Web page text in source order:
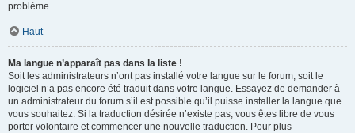
problème.
Haut
Ma langue n’apparaît pas dans la liste !
Soit les administrateurs n’ont pas installé votre langue sur le forum, soit le
logiciel n’a pas encore été traduit dans votre langue. Essayez de demander à
un administrateur du forum s’il est possible qu’il puisse installer la langue que
vous souhaitez. Si la traduction désirée n’existe pas, vous êtes libre de vous
porter volontaire et commencer une nouvelle traduction. Pour plus